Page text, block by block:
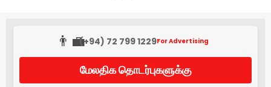
👨‍💼(+94) 72 799 1229For Advertising
மேலதிக தொடர்புகளுக்கு